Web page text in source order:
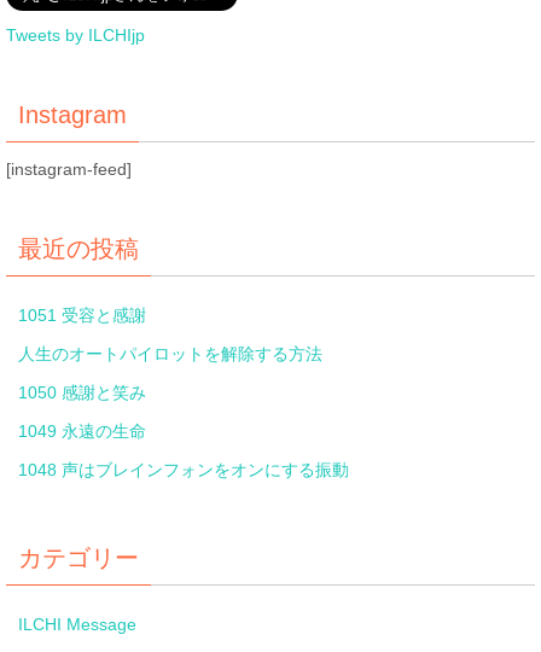
Tweets by ILCHIjp
Instagram
[instagram-feed]
最近の投稿
1051 受容と感謝
人生のオートパイロットを解除する方法
1050 感謝と笑み
1049 永遠の生命
1048 声はブレインフォンをオンにする振動
カテゴリー
ILCHI Message